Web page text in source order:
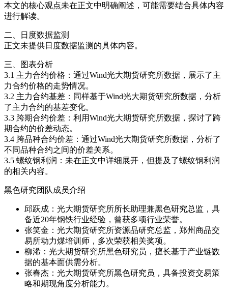
本文的核心观点未在正文中明确阐述，可能需要结合具体内容
进行解读。
二、日度数据监测
正文未提供日度数据监测的具体内容。
三、图表分析
3.1 主力合约价格：通过Wind光大期货研究所数据，展示了主
力合约价格的走势情况。
3.2 主力合约基差：同样基于Wind光大期货研究所数据，分析
了主力合约的基差变化。
3.3 跨期合约价差：利用Wind光大期货研究所数据，探讨了跨
期合约的价差动态。
3.4 跨品种合约价差：通过Wind光大期货研究所数据，分析了
不同品种合约之间的价差关系。
3.5 螺纹钢利润：未在正文中详细展开，但提及了螺纹钢利润
的相关内容。
黑色研究团队成员介绍
邱跃成：光大期货研究所所长助理兼黑色研究总监，具
备近20年钢铁行业经验，曾获多项行业荣誉。
张笑金：光大期货研究所资源品研究总监，郑州商品交
易所动力煤培训师，多次荣获相关奖项。
柳浠：光大期货研究所黑色研究员，擅长基于产业链数
据的基本面供需分析。
张春杰：光大期货研究所黑色研究员，具备投资交易策
略和期现角度分析能力。